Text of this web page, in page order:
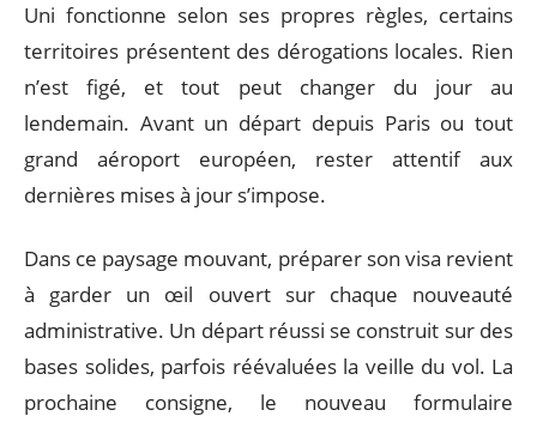
Uni fonctionne selon ses propres règles, certains
territoires présentent des dérogations locales. Rien
n’est figé, et tout peut changer du jour au
lendemain. Avant un départ depuis Paris ou tout
grand aéroport européen, rester attentif aux
dernières mises à jour s’impose.
Dans ce paysage mouvant, préparer son visa revient
à garder un œil ouvert sur chaque nouveauté
administrative. Un départ réussi se construit sur des
bases solides, parfois réévaluées la veille du vol. La
prochaine consigne, le nouveau formulaire